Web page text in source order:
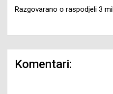
Razgovarano o raspodjeli 3
Komentari: